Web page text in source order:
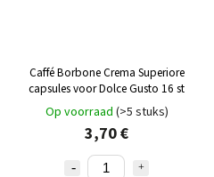
Caffé Borbone Crema Superiore
capsules voor Dolce Gusto 16 st
Op voorraad (>5 stuks)
3,70 €